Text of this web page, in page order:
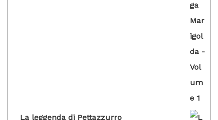
La leggenda di Pettazzurro